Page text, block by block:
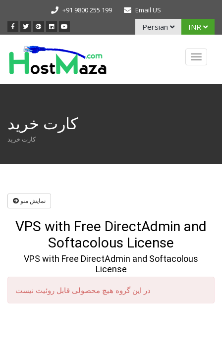
+91 9800 255 199 Email US
Persian INR
Toggle
کارت خرید
کارت خرید
نمایش منو
VPS with Free DirectAdmin and
Softacolous License
VPS with Free DirectAdmin and Softacolous
License
در این گروه هیچ محصولی قابل روئیت نیست